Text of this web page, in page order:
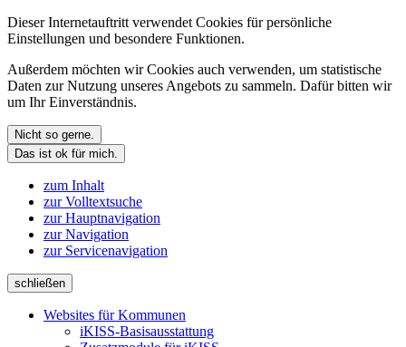
Dieser Internetauftritt verwendet Cookies für persönliche
Einstellungen und besondere Funktionen.
Außerdem möchten wir Cookies auch verwenden, um statistische
Daten zur Nutzung unseres Angebots zu sammeln. Dafür bitten wir
um Ihr Einverständnis.
Nicht so gerne.
Das ist ok für mich.
zum Inhalt
zur Volltextsuche
zur Hauptnavigation
zur Navigation
zur Servicenavigation
schließen
Websites für Kommunen
iKISS-Basisausstattung